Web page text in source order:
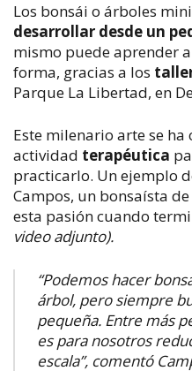
Los bonsái o árboles
desarrollar desde un
mismo puede aprender
forma, gracias a los
Parque La Libertad, en
Este milenario arte se ha
actividad terapéutica
practicarlo. Un ejemplo
Campos, un bonsaísta
esta pasión cuando
video adjunto).
“Podemos hacer
árbol, pero siempre
pequeña. Entre más
es para nosotros
escala”, comentó